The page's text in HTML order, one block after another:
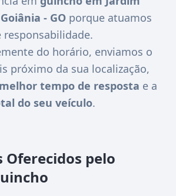
- GO porque atuamos
responsabilidade.
do horário, enviamos o
próximo da sua localização,
melhor tempo de resposta e a
do seu veículo.
Oferecidos pelo